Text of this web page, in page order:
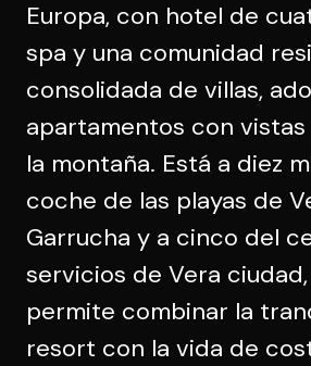
Europa, con hotel de
spa y una comunidad
consolidada de villas,
apartamentos con vistas
la montaña. Está a diez
coche de las playas de
Garrucha y a cinco del
servicios de Vera
permite combinar la
resort con la vida de